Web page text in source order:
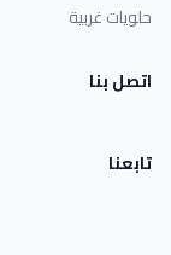
حلويات غربية
اتصل بنا
تابعنا